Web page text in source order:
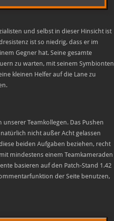
und selbst in dieser Hinsicht ist
ist so niedrig, dass er im
Gegner hat. Seine gesamte
zu warten, mit seinem Symbionten
kleinen Helfer auf die Lane zu
Teamkollegen. Das Pushen
nicht außer Acht gelassen
beiden Aufgaben beziehen, recht
mindestens einem Teamkameraden
basieren auf den Patch-Stand 1.42
der Seite benutzen,